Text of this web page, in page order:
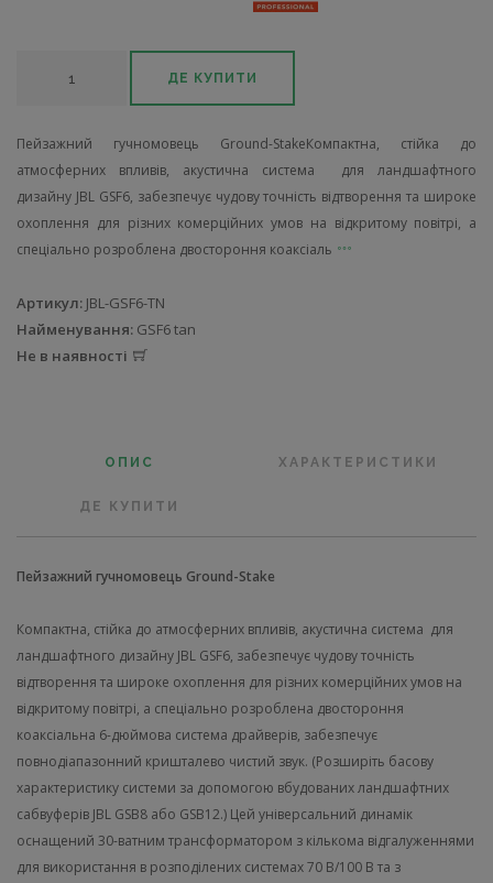
ДЕ КУПИТИ
Пейзажний гучномовець Ground-StakeКомпактна, стійка до
атмосферних впливів, акустична система для ландшафтного
дизайну JBL GSF6, забезпечує чудову точність відтворення та широке
охоплення для різних комерційних умов на відкритому повітрі, а
спеціально розроблена двостороння коаксіаль
Артикул: JBL-GSF6-TN
Найменування: GSF6 tan
Не в наявності
ОПИС ХАРАКТЕРИСТИКИ
ДЕ КУПИТИ
Пейзажний гучномовець Ground-Stake
Компактна, стійка до атмосферних впливів, акустична система для
ландшафтного дизайну JBL GSF6, забезпечує чудову точність
відтворення та широке охоплення для різних комерційних умов на
відкритому повітрі, а спеціально розроблена двостороння
коаксіальна 6-дюймова система драйверів, забезпечує
повнодіапазонний кришталево чистий звук. (Розширіть басову
характеристику системи за допомогою вбудованих ландшафтних
сабвуферів JBL GSB8 або GSB12.) Цей універсальний динамік
оснащений 30-ватним трансформатором з кількома відгалуженнями
для використання в розподілених системах 70 В/100 В та з